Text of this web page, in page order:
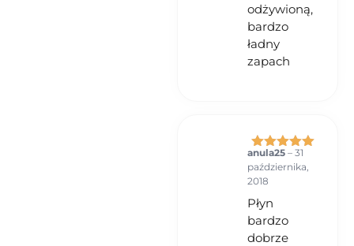
odżywioną,
bardzo
ładny
zapach
Oceniono
na 5
anula25 – 31
października,
2018
Płyn
bardzo
dobrze